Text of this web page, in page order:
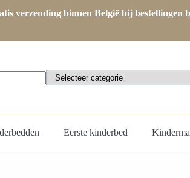
verzending binnen België bij bestellingen
Eerste kinderbed